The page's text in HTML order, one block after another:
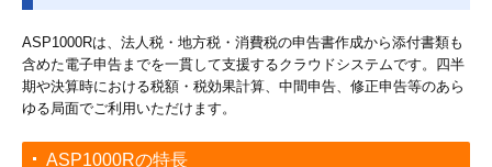
ASP1000Rは、法人税・地方税・消費税の申告書作成から添付書類も
含めた電子申告までを一貫して支援するクラウドシステムです。四半
期や決算時における税額・税効果計算、中間申告、修正申告等のあら
ゆる局面でご利用いただけます。
ASP1000Rの特長